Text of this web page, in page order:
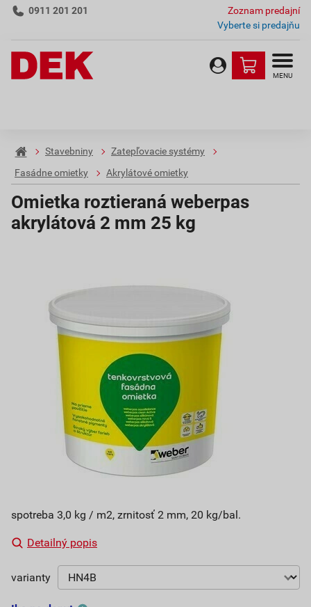
0911 201 201
Zoznam predajní
Vyberte si predajňu
MENU
Stavebniny
Zatepľovacie systémy
Fasádne omietky
Akrylátové omietky
Omietka roztieraná weberpas
akrylátová 2 mm 25 kg
spotreba 3,0 kg / m2, zrnitosť 2 mm, 20 kg/bal.
Detailný popis
varianty